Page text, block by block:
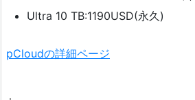
Ultra 10 TB:1190USD(永久)
pCloudの詳細ページ